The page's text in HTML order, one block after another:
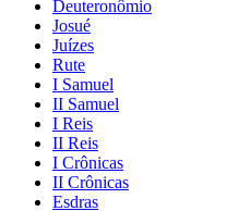
Deuteronômio
Josué
Juízes
Rute
I Samuel
II Samuel
I Reis
II Reis
I Crônicas
II Crônicas
Esdras